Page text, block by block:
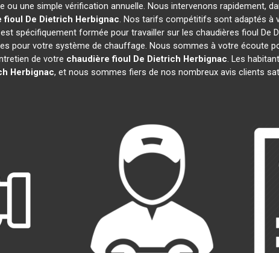
ou une simple vérification annuelle. Nous intervenons rapidement,
fioul De Dietrich Herbignac. Nos tarifs compétitifs sont adaptés à
spécifiquement formée pour travailler sur les chaudières fioul De
pour votre système de chauffage. Nous sommes à votre écoute
de votre chaudière fioul De Dietrich Herbignac. Les
Herbignac, et nous sommes fiers de nos nombreux avis clients